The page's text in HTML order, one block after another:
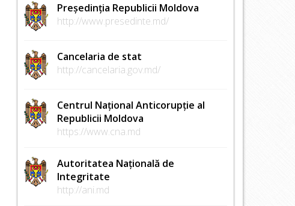
Președinția Republicii Moldova
http://www.presedinte.md/
Cancelaria de stat
http://cancelaria.gov.md/
Centrul Național Anticorupție al
Republicii Moldova
https://www.cna.md
Autoritatea Națională de
Integritate
http://ani.md